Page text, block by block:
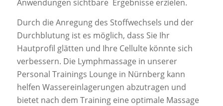
Anwendungen sichtbare Ergebnisse erzielen.
Durch die Anregung des Stoffwechsels und der
Durchblutung ist es möglich, dass Sie Ihr
Hautprofil glätten und Ihre Cellulte könnte sich
verbessern. Die Lymphmassage in unserer
Personal Trainings Lounge in Nürnberg kann
helfen Wassereinlagerungen abzutragen und
bietet nach dem Training eine optimale Massage